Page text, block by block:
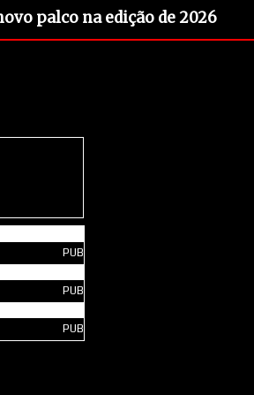
palco na edição de 2026
PUB
PUB
PUB